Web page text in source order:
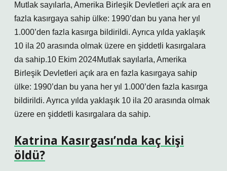
Mutlak sayılarla, Amerika Birleşik Devletleri açık ara en
fazla kasırgaya sahip ülke: 1990’dan bu yana her yıl
1.000’den fazla kasırga bildirildi. Ayrıca yılda yaklaşık
10 ila 20 arasında olmak üzere en şiddetli kasırgalara
da sahip.10 Ekim 2024Mutlak sayılarla, Amerika
Birleşik Devletleri açık ara en fazla kasırgaya sahip
ülke: 1990’dan bu yana her yıl 1.000’den fazla kasırga
bildirildi. Ayrıca yılda yaklaşık 10 ila 20 arasında olmak
üzere en şiddetli kasırgalara da sahip.
Katrina Kasırgası’nda kaç kişi
öldü?